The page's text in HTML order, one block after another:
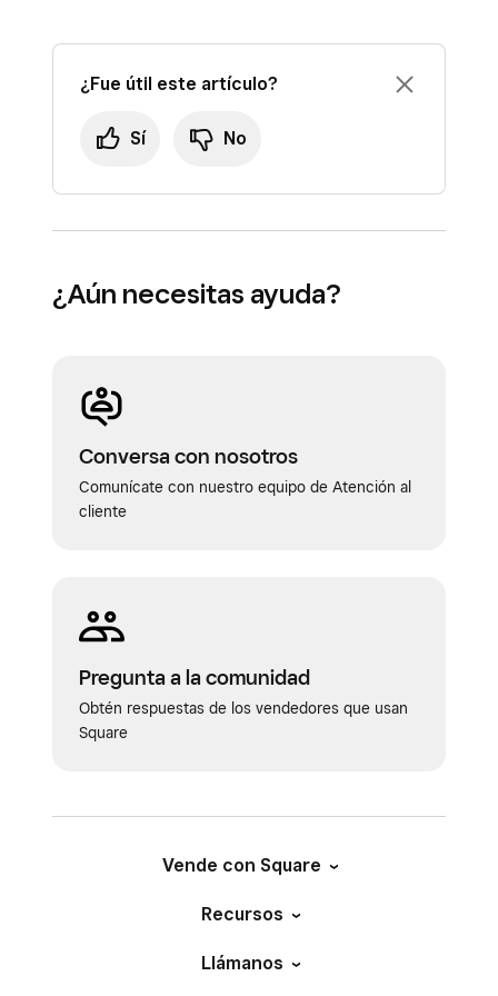
¿Fue útil este artículo?
Sí No
¿Aún necesitas ayuda?
Conversa con nosotros
Comunícate con nuestro equipo de Atención al
cliente
Pregunta a la comunidad
Obtén respuestas de los vendedores que usan
Square
Vende con Square
Recursos
Llámanos